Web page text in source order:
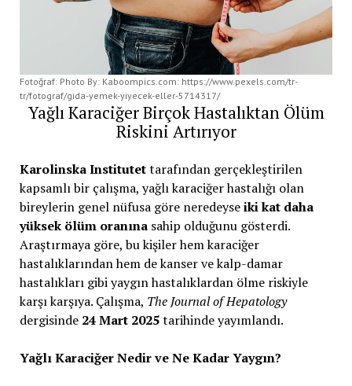
Fotoğraf: Photo By: Kaboompics.com: https://www.pexels.com/tr-
tr/fotograf/gida-yemek-yiyecek-eller-5714317/
Yağlı Karaciğer Birçok Hastalıktan Ölüm
Riskini Artırıyor
Karolinska Institutettarafından gerçekleştirilen
kapsamlı bir çalışma, yağlı karaciğer hastalığı olan
bireylerin genel nüfusa göre neredeyseiki kat daha
yüksek ölüm oranınasahip olduğunu gösterdi.
Araştırmaya göre, bu kişiler hem karaciğer
hastalıklarından hem de kanser ve kalp-damar
hastalıkları gibi yaygın hastalıklardan ölme riskiyle
karşı karşıya. Çalışma, The Journal of Hepatology
dergisinde 24 Mart 2025tarihinde yayımlandı.
Yağlı Karaciğer Nedir ve Ne Kadar Yaygın?